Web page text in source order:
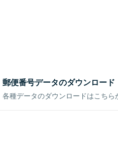
郵便番号データのダウンロード
各種データのダウンロードはこちら